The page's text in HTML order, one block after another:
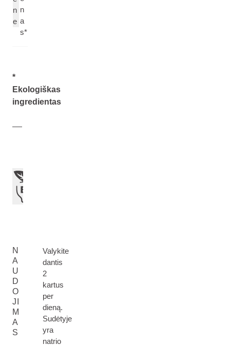
n
e
n
a
s*
*
Ekologiškas
ingredientas
N
A
U
D
O
JI
M
A
S
Valykite
dantis
2
kartus
per
dieną.
Sudėtyje
yra
natrio